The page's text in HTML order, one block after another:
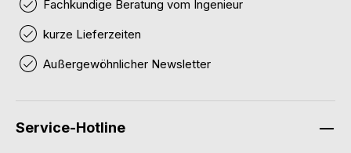
Fachkundige Beratung vom Ingenieur
kurze Lieferzeiten
Außergewöhnlicher Newsletter
Service-Hotline